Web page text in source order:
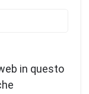
in questo